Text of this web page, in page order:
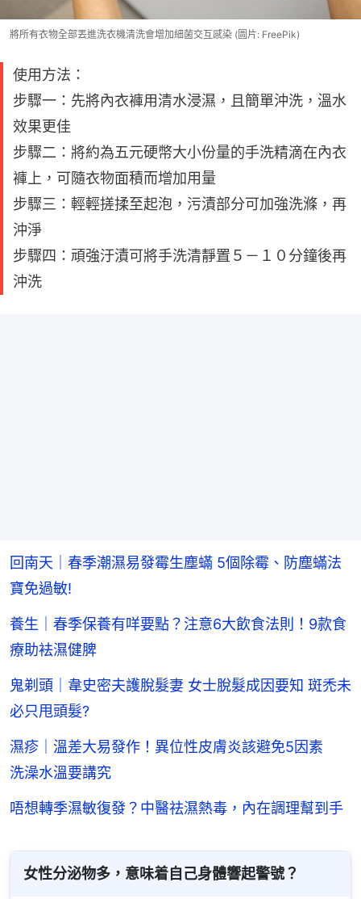
將所有衣物全部丟進洗衣機清洗會增加細菌交互感染 (圖片: FreePik)
使用方法：
步驟一：先將內衣褲用清水浸濕，且簡單沖洗，溫水
效果更佳
步驟二：將約為五元硬幣大小份量的手洗精滴在內衣
褲上，可隨衣物面積而增加用量
步驟三：輕輕搓揉至起泡，污漬部分可加強洗滌，再
沖淨
步驟四：頑強汙漬可將手洗清靜置５－１０分鐘後再
沖洗
回南天｜春季潮濕易發霉生塵蟎 5個除霉、防塵蟎法
寶免過敏!
養生｜春季保養有咩要點？注意6大飲食法則！9款食
療助袪濕健脾
鬼剃頭｜韋史密夫護脫髮妻 女士脫髮成因要知 斑禿未
必只甩頭髮?
濕疹｜溫差大易發作！異位性皮膚炎該避免5因素
洗澡水溫要講究
唔想轉季濕敏復發？中醫祛濕熱毒，內在調理幫到手
女性分泌物多，意味着自己身體響起警號？